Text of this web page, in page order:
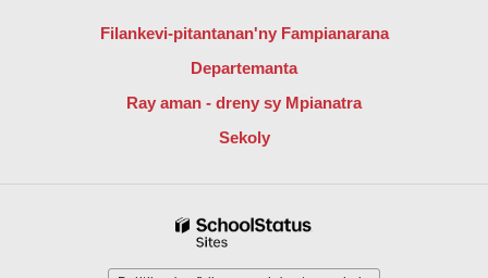
Filankevi-pitantanan'ny Fampianarana
Departemanta
Ray aman - dreny sy Mpianatra
Sekoly